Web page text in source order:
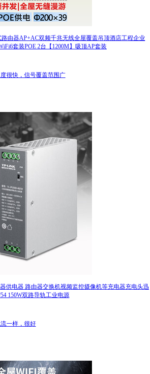
由器AP+AC双频千兆无线全屋覆盖吊顶酒店工程企业
套装POE 2台【1200M】吸顶AP套装
很快，信号覆盖范围广
供电器 路由器交换机视频监控摄像机等充电器充电头迅
150W双路导轨工业电源
一样，很好